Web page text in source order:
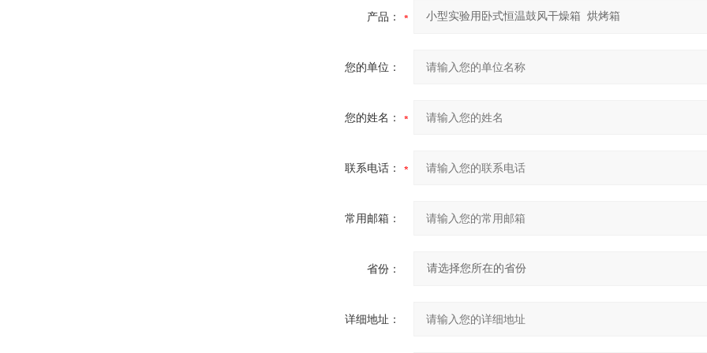
产品：
您的单位：
您的姓名：
联系电话：
常用邮箱：
省份：
详细地址：